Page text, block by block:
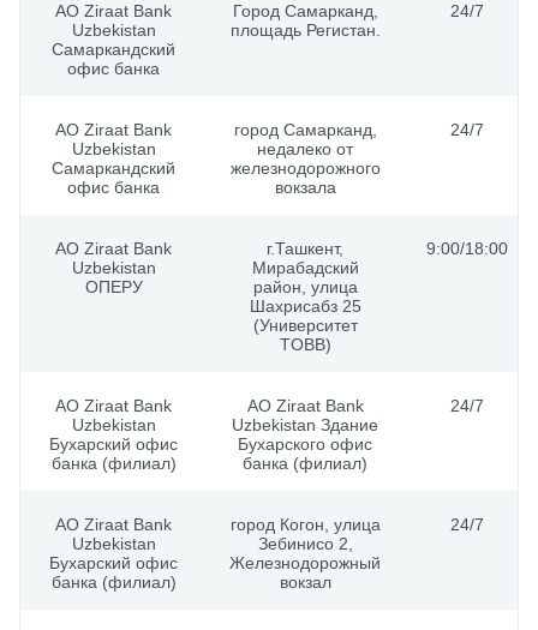
АО Ziraat Bank
Uzbekistan
Самаркандский
офис банка
Город Самарканд,
площадь Регистан.
24/7
АО Ziraat Bank
Uzbekistan
Самаркандский
офис банка
город Самарканд,
недалеко от
железнодорожного
вокзала
24/7
АО Ziraat Bank
Uzbekistan
ОПЕРУ
г.Ташкент,
Мирабадский
район, улица
Шахрисабз 25
(Университет
TOBB)
9:00/18:00
АО Ziraat Bank
Uzbekistan
Бухарский офис
банка (филиал)
АО Ziraat Bank
Uzbekistan Здание
Бухарского офис
банка (филиал)
24/7
АО Ziraat Bank
Uzbekistan
Бухарский офис
банка (филиал)
город Когон, улица
Зебинисо 2,
Железнодорожный
вокзал
24/7